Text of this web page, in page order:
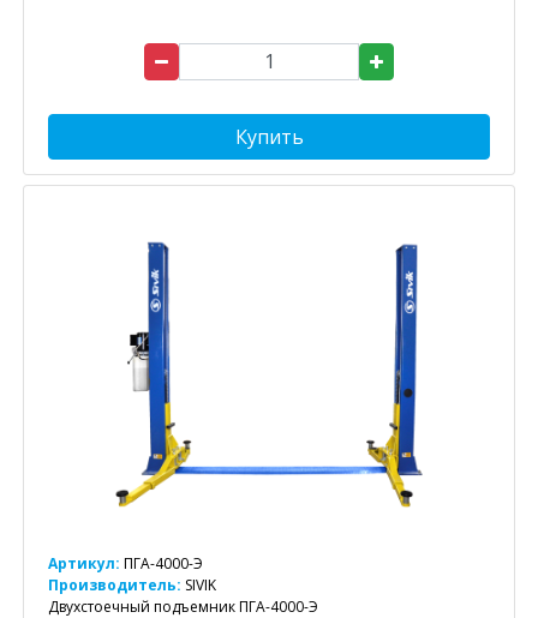
Купить
Артикул: ПГА-4000-Э
Производитель: SIVIK
Двухстоечный подъемник ПГА-4000-Э